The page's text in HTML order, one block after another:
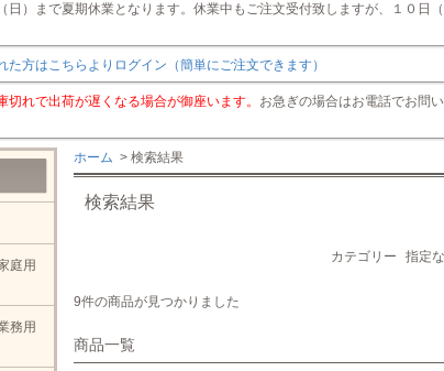
日）まで夏期休業となります。休業中もご注文受付致しますが、１０
方はこちらよりログイン（簡単にご注文できます）
れで出荷が遅くなる場合が御座います。 お急ぎの場合はお電話でお問
ホーム > 検索結果
検索結果
カテゴリー 指定
9件の商品が見つかりました
商品一覧
庭用
務用